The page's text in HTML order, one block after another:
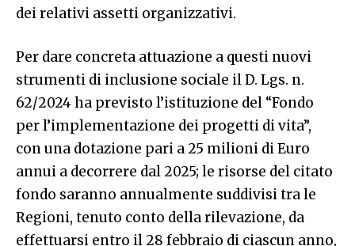
dei relativi assetti organizzativi.
Per dare concreta attuazione a questi nuovi
strumenti di inclusione sociale il D. Lgs. n.
62/2024 ha previsto l’istituzione del “Fondo
per l’implementazione dei progetti di vita”,
con una dotazione pari a 25 milioni di Euro
annui a decorrere dal 2025; le risorse del citato
fondo saranno annualmente suddivisi tra le
Regioni, tenuto conto della rilevazione, da
effettuarsi entro il 28 febbraio di ciascun anno,